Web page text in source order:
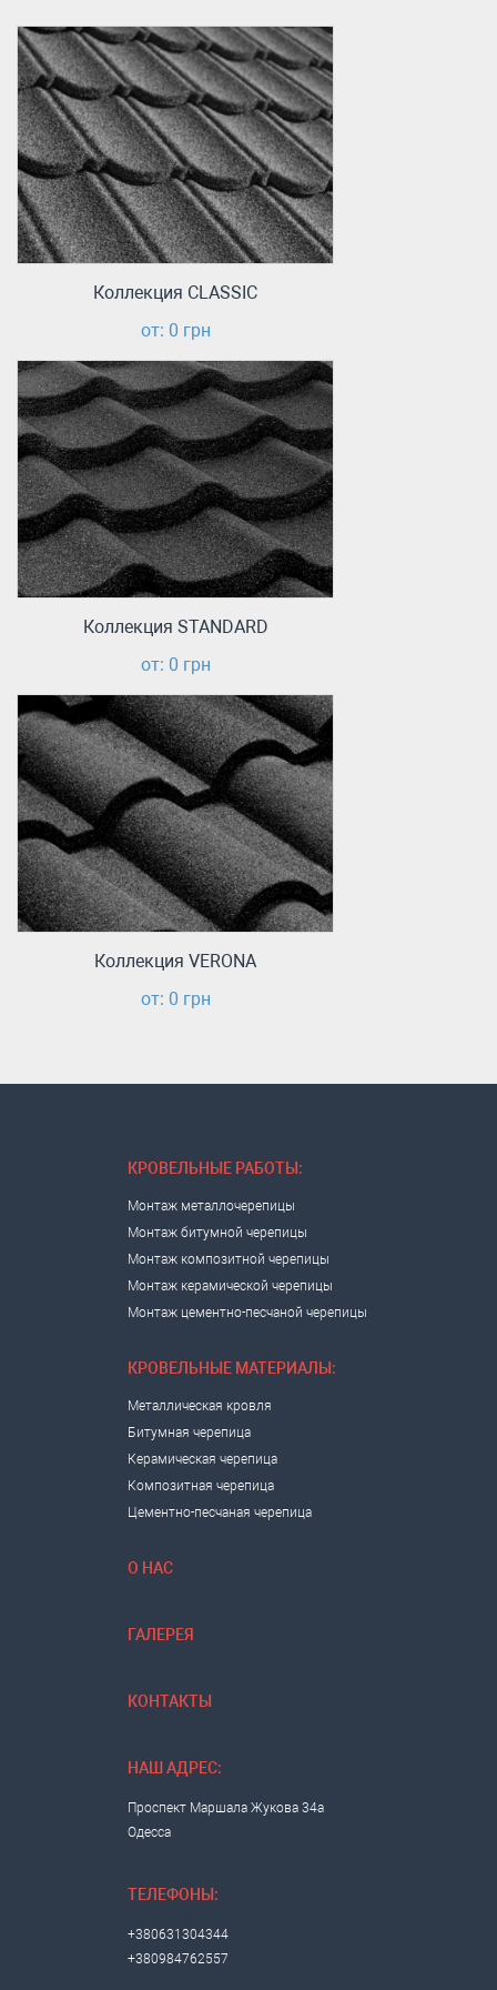
Коллекция CLASSIC
от: 0 грн
Коллекция STANDARD
от: 0 грн
Коллекция VERONA
от: 0 грн
КРОВЕЛЬНЫЕ РАБОТЫ:
Монтаж металлочерепицы
Монтаж битумной черепицы
Монтаж композитной черепицы
Монтаж керамической черепицы
Монтаж цементно-песчаной черепицы
КРОВЕЛЬНЫЕ МАТЕРИАЛЫ:
Металлическая кровля
Битумная черепица
Керамическая черепица
Композитная черепица
Цементно-песчаная черепица
О НАС
ГАЛЕРЕЯ
КОНТАКТЫ
НАШ АДРЕС:
Проспект Маршала Жукова 34а
Одесса
ТЕЛЕФОНЫ:
+380631304344
+380984762557